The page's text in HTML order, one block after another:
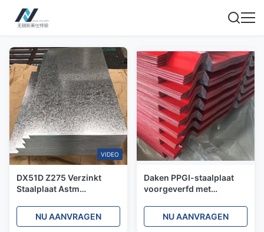
VIDEO
DX51D Z275 Verzinkt
Staalplaat Astm
Industrieel Gi Platte
Zinklaag
NU AANVRAGEN
Daken PPGI-staalplaat
voorgeverfd met
galvanisatie gegolfd
zinkgeplatte staal
NU AANVRAGEN